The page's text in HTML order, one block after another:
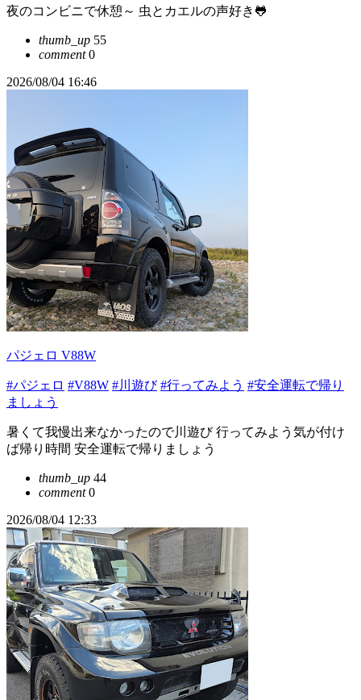
夜のコンビニで休憩～ 虫とカエルの声好き🐸
thumb_up 55
comment0
2026/08/04 16:46
パジェロ V88W
#パジェロ #V88W #川遊び #行ってみよう #安全運転で帰り
ましょう
暑くて我慢出来なかったので川遊び 行ってみよう気が付け
ば帰り時間 安全運転で帰りましょう
thumb_up 44
comment0
2026/08/04 12:33